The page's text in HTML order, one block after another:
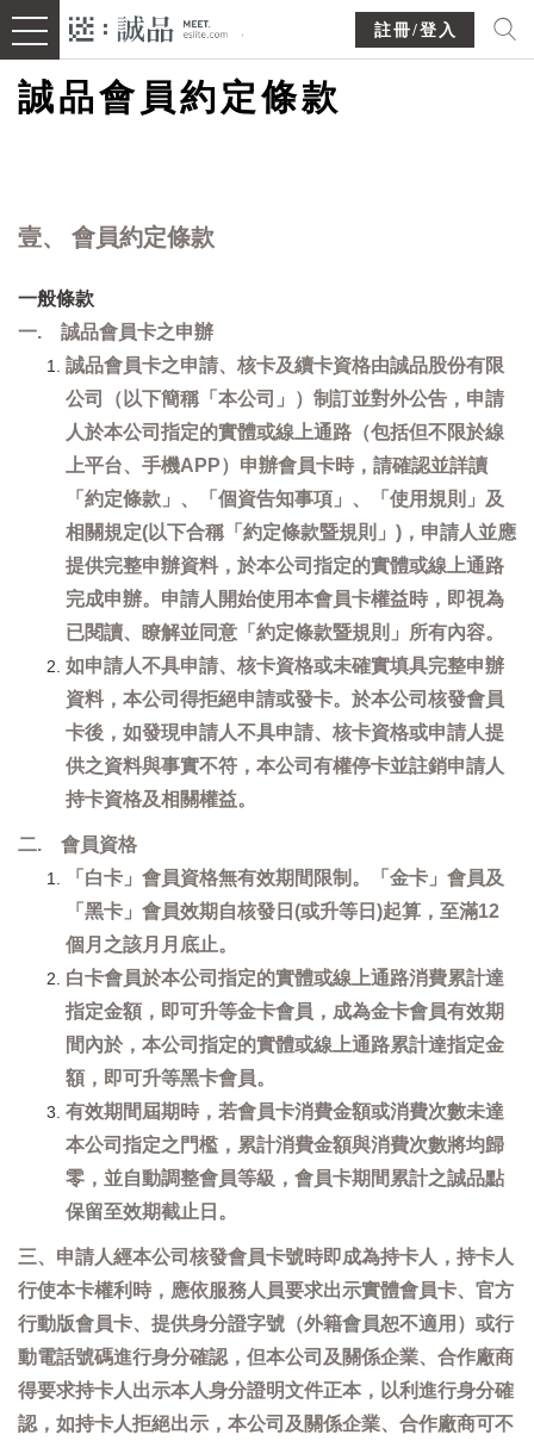
註冊/登入
誠品會員約定條款
壹、 會員約定條款
一般條款
一. 誠品會員卡之申辦
誠品會員卡之申請、核卡及續卡資格由誠品股份有限
公司（以下簡稱「本公司」）制訂並對外公告，申請
人於本公司指定的實體或線上通路（包括但不限於線
上平台、手機APP）申辦會員卡時，請確認並詳讀
「約定條款」、「個資告知事項」、「使用規則」及
相關規定(以下合稱「約定條款暨規則」)，申請人並應
提供完整申辦資料，於本公司指定的實體或線上通路
完成申辦。申請人開始使用本會員卡權益時，即視為
已閱讀、瞭解並同意「約定條款暨規則」所有內容。
如申請人不具申請、核卡資格或未確實填具完整申辦
資料，本公司得拒絕申請或發卡。於本公司核發會員
卡後，如發現申請人不具申請、核卡資格或申請人提
供之資料與事實不符，本公司有權停卡並註銷申請人
持卡資格及相關權益。
二. 會員資格
「白卡」會員資格無有效期間限制。「金卡」會員及
「黑卡」會員效期自核發日(或升等日)起算，至滿12
個月之該月月底止。
白卡會員於本公司指定的實體或線上通路消費累計達
指定金額，即可升等金卡會員，成為金卡會員有效期
間內於，本公司指定的實體或線上通路累計達指定金
額，即可升等黑卡會員。
有效期間屆期時，若會員卡消費金額或消費次數未達
本公司指定之門檻，累計消費金額與消費次數將均歸
零，並自動調整會員等級，會員卡期間累計之誠品點
保留至效期截止日。
三、申請人經本公司核發會員卡號時即成為持卡人，持卡人
行使本卡權利時，應依服務人員要求出示實體會員卡、官方
行動版會員卡、提供身分證字號（外籍會員恕不適用）或行
動電話號碼進行身分確認，但本公司及關係企業、合作廠商
得要求持卡人出示本人身分證明文件正本，以利進行身分確
認，如持卡人拒絕出示，本公司及關係企業、合作廠商可不